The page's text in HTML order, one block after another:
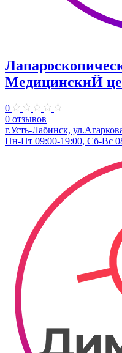
МедицинскиЙ
0
0 отзывов
г.Усть-Лабинск,
Пн-Пт 09:00-19:00, Сб-Вс